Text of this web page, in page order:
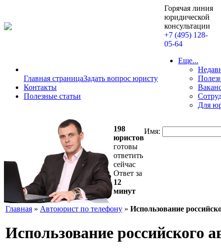
Горячая линия
юридической
консультации
+7 (495) 128-
05-64
Главная страницаЗадать вопрос юристу
Контакты
Полезные статьи
Еще...
Для
198
юристов
готовы
ответить
сейчас
Ответ за
12
минут
Имя:
Главная » Автоюрист по телефону » Использование
Использование российского